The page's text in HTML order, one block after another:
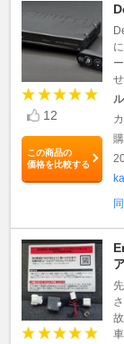
12
この商品の
価格を比較する